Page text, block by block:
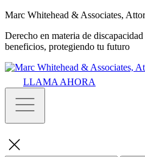
Marc Whitehead & Associates,
Derecho en materia de
beneficios, protegiendo tu futuro
LLAMA AHORA